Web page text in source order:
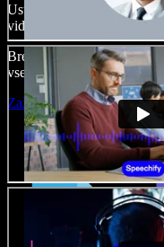
Ustvarjajte govorne
videe, klonirajte svoj glas
Brez učenja in kar iz
vse ideje.
Zaženi Studio